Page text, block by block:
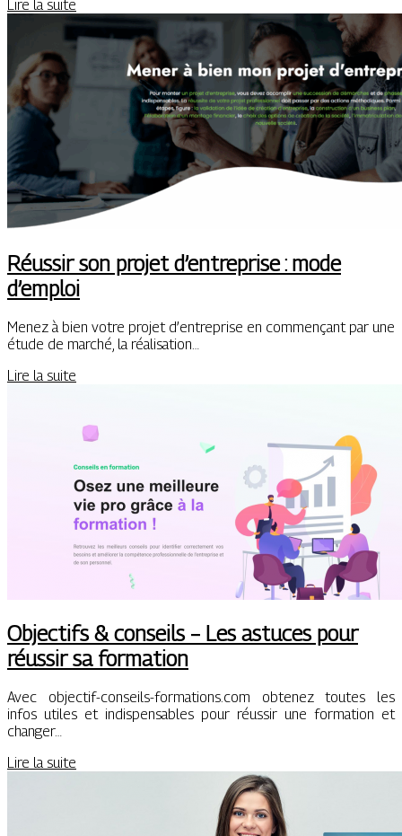
Lire la suite
Réussir son projet d’entreprise : mode
d’emploi
Menez à bien votre projet d’entreprise en commençant par une
étude de marché, la réalisation…
Lire la suite
Objectifs & conseils – Les astuces pour
réussir sa formation
Avec objectif-conseils-formations.com obtenez toutes les
infos utiles et indispensables pour réussir une formation et
changer…
Lire la suite